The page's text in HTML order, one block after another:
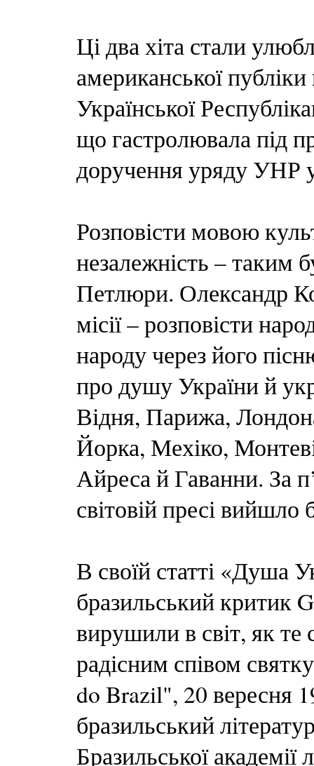
Ці два хіта стали
американської
Української
що гастролювала під
доручення уряду УНР
Розповісти мовою
незалежність – таким
Петлюри. Олександр
місії – розповісти
народу через його
про душу України й
Відня, Парижа,
Йорка, Мехіко,
Айреса й Гаванни. За
світовій пресі вийшло
В своїй статті «Душа
бразильський критик
вирушили в світ, як те
радісним співом
do Brazil", 20 вересня
бразильський
Бразильської